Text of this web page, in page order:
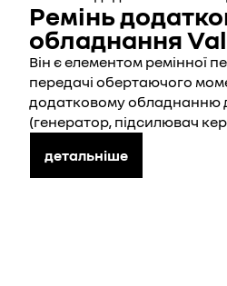
Ремінь
обладнання
Він є елементом ремінної
передачі обертаючого
додатковому обладнанню
(генератор, підсилювач
детальніше